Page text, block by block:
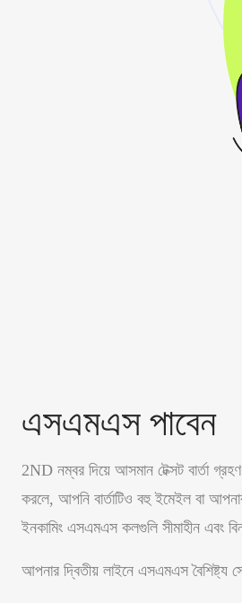
এসএমএস পাবেন
2ND নম্বর দিয়ে আসমান টেক্সট বার্তা
করলে, আপনি বার্তাটিও বহু ইমেইল বা
ইনকামিং এসএমএস কলগুলি সীমাহীন এবং
আপনার দ্বিতীয় লাইনে এসএমএস বৈশিষ্ট্য